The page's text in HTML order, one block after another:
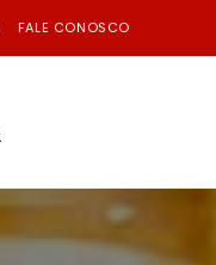
FALE CONOSCO